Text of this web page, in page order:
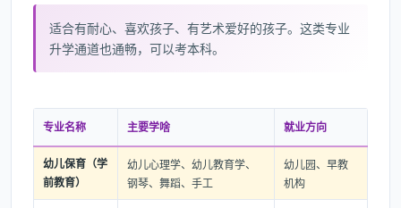
适合有耐心、喜欢孩子、有艺术爱好的孩子。这类专业
升学通道也通畅，可以考本科。
专业名称 主要学啥 就业方向
幼儿保育（学
前教育）
幼儿心理学、幼儿教育学、
钢琴、舞蹈、手工
幼儿园、早教
机构